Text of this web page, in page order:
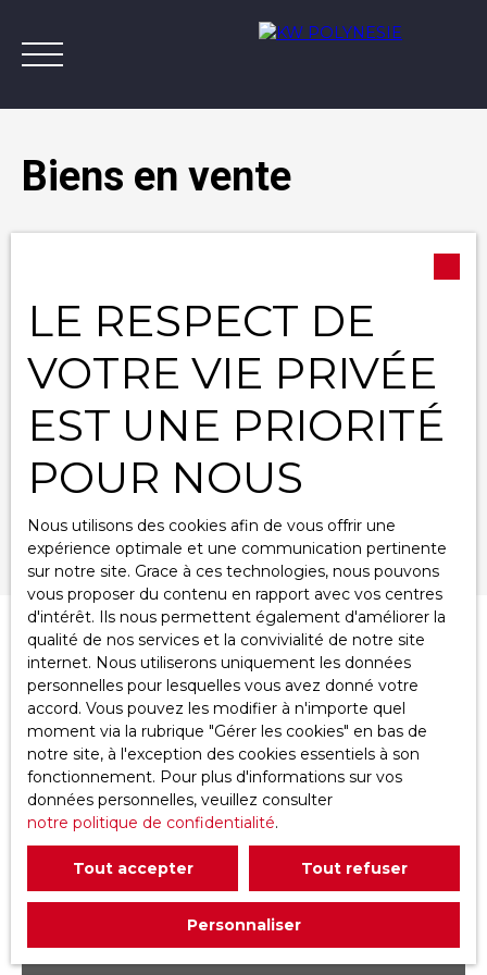
Biens en vente
Appartement
Type de bien
Localisation
Budget max (XPF)
Surface min (m²)
Rechercher
Pertinence
Trier par Créer une alerte
117 129 800XPF
LE RESPECT DE
VOTRE VIE PRIVÉE
EST UNE PRIORITÉ
POUR NOUS
Nous utilisons des cookies afin de vous offrir une
expérience optimale et une communication pertinente
sur notre site. Grace à ces technologies, nous pouvons
vous proposer du contenu en rapport avec vos centres
d'intérêt. Ils nous permettent également d'améliorer la
qualité de nos services et la convivialité de notre site
internet. Nous utiliserons uniquement les données
personnelles pour lesquelles vous avez donné votre
accord. Vous pouvez les modifier à n'importe quel
moment via la rubrique ″Gérer les cookies″ en bas de
notre site, à l'exception des cookies essentiels à son
fonctionnement. Pour plus d'informations sur vos
données personnelles, veuillez consulter
notre politique de confidentialité.
Tout accepter Tout refuser
Personnaliser